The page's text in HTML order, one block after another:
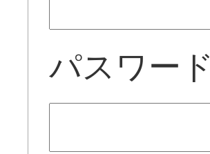
パスワード